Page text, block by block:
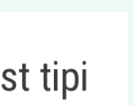
tipi